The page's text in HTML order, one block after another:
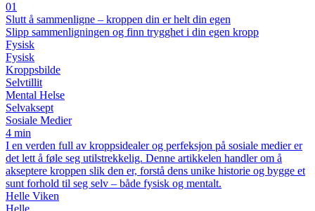
01
Slutt å sammenligne – kroppen din er helt din egen
Slipp sammenligningen og finn trygghet i din egen kropp
Fysisk
Fysisk
Kroppsbilde
Selvtillit
Mental Helse
Selvaksept
Sosiale Medier
4 min
I en verden full av kroppsidealer og perfeksjon på sosiale medier er
det lett å føle seg utilstrekkelig. Denne artikkelen handler om å
akseptere kroppen slik den er, forstå dens unike historie og bygge et
sunt forhold til seg selv – både fysisk og mentalt.
Helle Viken
Helle